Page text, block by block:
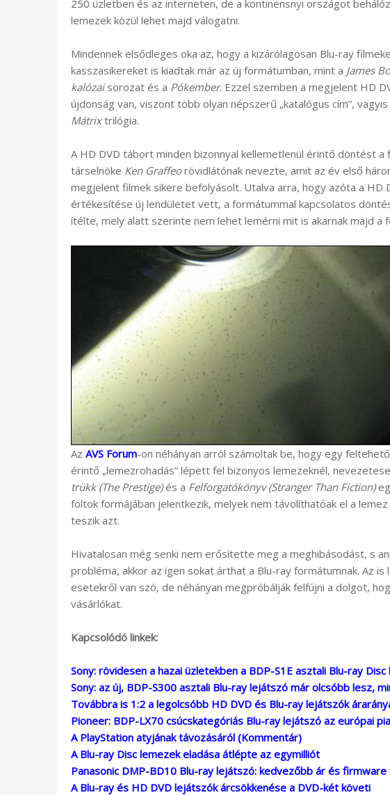
250 üzletben és az interneten, de a kontinensnyi országot
lemezek közül lehet majd válogatni.
Mindennek elsődleges oka az, hogy a kizárólagosan Blu-ray
kasszasikereket is kiadtak már az új formátumban, mint a James
kalózaisorozat és a Pókember. Ezzel szemben a megjelent HD
újdonság van, viszont több olyan népszerű „katalógus cím”,
Mátrixtrilógia.
A HD DVD tábort minden bizonnyal kellemetlenül érintő döntést
társelnöke Ken Graffeorövidlátónak nevezte, amit az év első
megjelent filmek sikere befolyásolt. Utalva arra, hogy azóta a HD
értékesítése új lendületet vett, a formátummal kapcsolatos
ítélte, mely alatt szerinte nem lehet lemérni mit is akarnak majd a
Az AVS Forum-on néhányan arról számoltak be, hogy egy
érintő „lemezrohadás” lépett fel bizonyos lemezeknél,
trükk (The Prestige)és a Felforgatókönyv (Stranger Than Fiction)
foltok formájában jelentkezik, melyek nem távolíthatóak el a
teszik azt.
Hivatalosan még senki nem erősítette meg a meghibásodást, s
probléma, akkor az igen sokat árthat a Blu-ray formátumnak. Az
esetekről van szó, de néhányan megpróbálják felfújni a dolgot,
vásárlókat.
Kapcsolódó linkek:
Sony: rövidesen a hazai üzletekben a BDP-S1E asztali Blu-ray
Sony: az új, BDP-S300 asztali Blu-ray lejátszó már olcsóbb lesz,
Továbbra is 1:2 a legolcsóbb HD DVD és Blu-ray lejátszók
Pioneer: BDP-LX70 csúcskategóriás Blu-ray lejátszó az európai
A PlayStation atyjának távozásáról (Kommentár)
A Blu-ray Disc lemezek eladása átlépte az egymilliót
Panasonic DMP-BD10 Blu-ray lejátszó: kedvezőbb ár és
A Blu-ray és HD DVD lejátszók árcsökkenése a DVD-két követi